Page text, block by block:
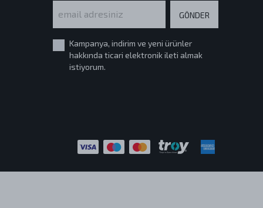
GÖNDER
Kampanya, indirim ve yeni ürünler
hakkında ticari elektronik ileti almak
istiyorum.